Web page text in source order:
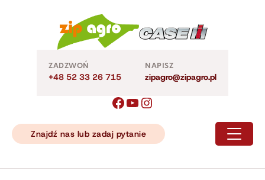
ZADZWOŃ
+48 52 33 26 715
NAPISZ
zipagro@zipagro.pl
Znajdź nas lub zadaj pytanie